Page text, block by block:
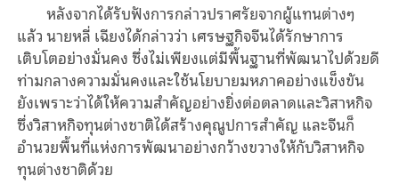
หลังจากได้รับฟังการกล่าวปราศรัยจากผู้แทนต่างๆ
แล้ว นายหลี่ เฉียงได้กล่าวว่า เศรษฐกิจจีนได้รักษาการ
เติบโตอย่างมั่นคง ซึ่งไม่เพียงแต่มีพื้นฐานที่พัฒนาไปด้วยดี
ท่ามกลางความมั่นคงและใช้นโยบายมหภาคอย่างแข็งขัน
ยังเพราะว่าได้ให้ความสำคัญอย่างยิ่งต่อตลาดและวิสาหกิจ
ซึ่งวิสาหกิจทุนต่างชาติได้สร้างคุณูปการสำคัญ และจีนก็
อำนวยพื้นที่แห่งการพัฒนาอย่างกว้างขวางให้กับวิสาหกิจ
ทุนต่างชาติด้วย